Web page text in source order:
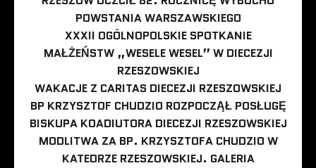
POWSTANIA WARSZAWSKIEGO
XXXII OGÓLNOPOLSKIE SPOTKANIE
MAŁŻEŃSTW „WESELE WESEL” W DIECEZJI
RZESZOWSKIEJ
WAKACJE Z CARITAS DIECEZJI RZESZOWSKIEJ
BP KRZYSZTOF CHUDZIO ROZPOCZĄŁ POSŁUGĘ
BISKUPA KOADIUTORA DIECEZJI RZESZOWSKIEJ
MODLITWA ZA BP. KRZYSZTOFA CHUDZIO W
KATEDRZE RZESZOWSKIEJ. GALERIA